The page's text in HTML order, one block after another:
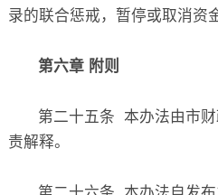
录的联合惩戒，暂停或取消资
第六章 附则
第二十五条 本办法由市
责解释。